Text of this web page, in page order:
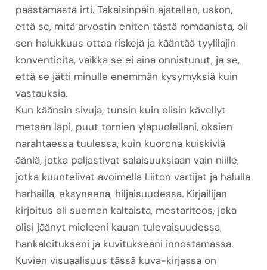
päästämästä irti. Takaisinpäin ajatellen, uskon,
että se, mitä arvostin eniten tästä romaanista, oli
sen halukkuus ottaa riskejä ja kääntää tyylilajin
konventioita, vaikka se ei aina onnistunut, ja se,
että se jätti minulle enemmän kysymyksiä kuin
vastauksia.
Kun käänsin sivuja, tunsin kuin olisin kävellyt
metsän läpi, puut tornien yläpuolellani, oksien
narahtaessa tuulessa, kuin kuorona kuiskiviä
ääniä, jotka paljastivat salaisuuksiaan vain niille,
jotka kuuntelivat avoimella Liiton vartijat ja halulla
harhailla, eksyneenä, hiljaisuudessa. Kirjailijan
kirjoitus oli suomen kaltaista, mestariteos, joka
olisi jäänyt mieleeni kauan tulevaisuudessa,
hankaloitukseni ja kuvitukseani innostamassa.
Kuvien visuaalisuus tässä kuva-kirjassa on